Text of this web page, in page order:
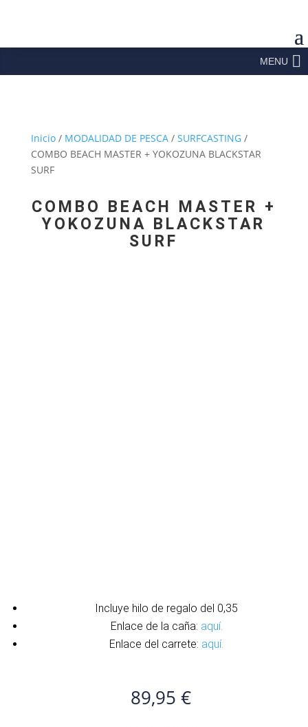
MENU
Inicio/ MODALIDAD DE PESCA/ SURFCASTING/
COMBO BEACH MASTER + YOKOZUNA BLACKSTAR
SURF
COMBO BEACH MASTER +
YOKOZUNA BLACKSTAR
SURF
Incluye hilo de regalo del 0,35
Enlace de la caña: aquí.
Enlace del carrete: aquí.
89,95 €